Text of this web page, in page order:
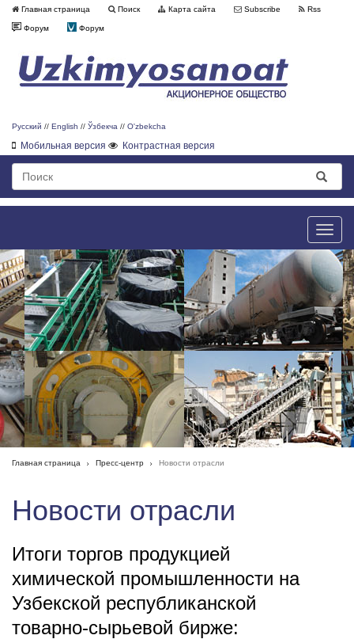
Главная страница Поиск Карта сайта Subscribe Rss
Форум Форум
Русский // English // Ўзбекча // O'zbekcha
Мобильная версия Контрастная версия
Toggle
Главная страница Пресс-центр Новости отрасли
Новости отрасли
Итоги торгов продукцией
химической промышленности на
Узбекской республиканской
товарно-сырьевой бирже: